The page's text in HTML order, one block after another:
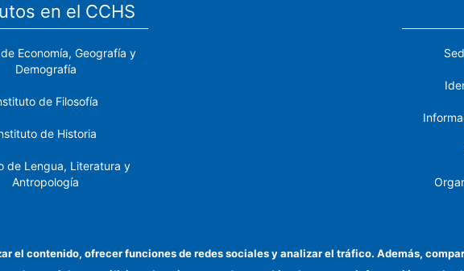
en el CCHS
Economía, Geografía y
Demografía
de Filosofía
de Historia
de Lengua, Literatura y
Antropología
Próximo
el contenido, ofrecer funciones de redes sociales y analizar el tráfico. Además,